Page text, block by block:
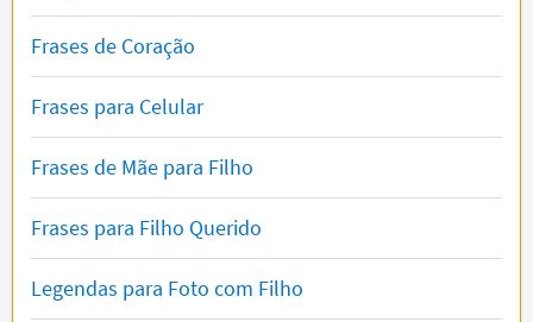
Frases de Coração
Frases para Celular
Frases de Mãe para Filho
Frases para Filho Querido
Legendas para Foto com Filho